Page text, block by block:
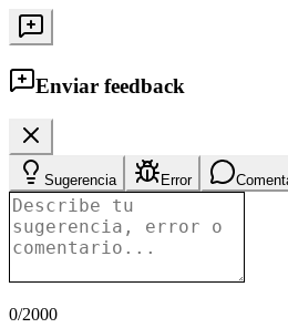
Enviar feedback
Sugerencia Error
0/2000